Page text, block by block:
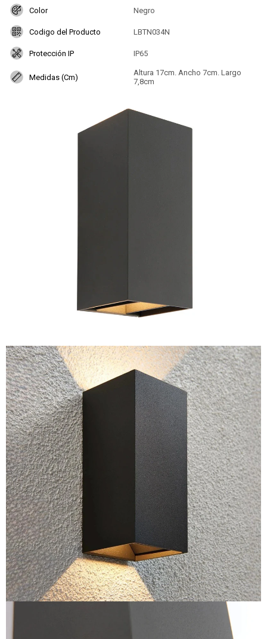
Color Negro
Codigo del Producto LBTN034N
Protección IP IP65
Medidas (Cm)
Altura 17cm. Ancho 7cm. Largo
7,8cm